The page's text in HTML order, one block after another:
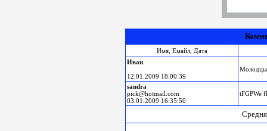
Имя, Емайл, Дата
Иван
12.01.2009 18:00:39
sandra
pick@hotmail.com
03.01.2009 16:35:50
tFGPWe